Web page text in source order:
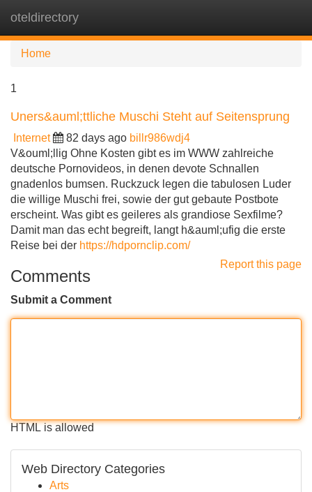
oteldirectory
Home
1
Uners&auml;ttliche Muschi Steht auf Seitensprung
Internet 82 days ago billr986wdj4
V&ouml;llig Ohne Kosten gibt es im WWW zahlreiche
deutsche Pornovideos, in denen devote Schnallen
gnadenlos bumsen. Ruckzuck legen die tabulosen Luder
die willige Muschi frei, sowie der gut gebaute Postbote
erscheint. Was gibt es geileres als grandiose Sexfilme?
Damit man das echt begreift, langt h&auml;ufig die erste
Reise bei der https://hdpornclip.com/
Report this page
Comments
Submit a Comment
HTML is allowed
Web Directory Categories
Arts